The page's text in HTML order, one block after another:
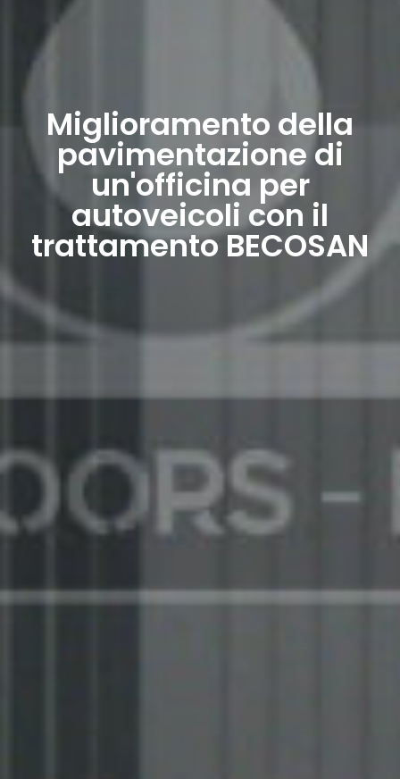
Miglioramento della
pavimentazione di
un'officina per
autoveicoli con il
trattamento BECOSAN